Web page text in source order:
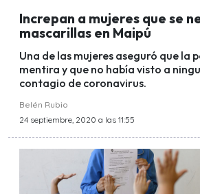
Increpan a mujeres que se
mascarillas en Maipú
Una de las mujeres aseguró que la
mentira y que no había visto a
contagio de coronavirus.
Belén Rubio
24 septiembre, 2020 a las 11:55